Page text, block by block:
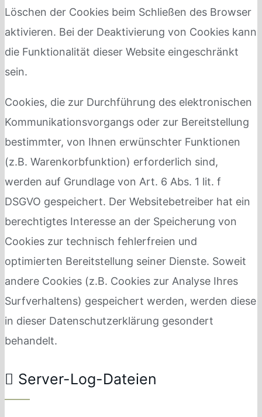
Löschen der Cookies beim Schließen des Browser
aktivieren. Bei der Deaktivierung von Cookies kann
die Funktionalität dieser Website eingeschränkt
sein.
Cookies, die zur Durchführung des elektronischen
Kommunikationsvorgangs oder zur Bereitstellung
bestimmter, von Ihnen erwünschter Funktionen
(z.B. Warenkorbfunktion) erforderlich sind,
werden auf Grundlage von Art. 6 Abs. 1 lit. f
DSGVO gespeichert. Der Websitebetreiber hat ein
berechtigtes Interesse an der Speicherung von
Cookies zur technisch fehlerfreien und
optimierten Bereitstellung seiner Dienste. Soweit
andere Cookies (z.B. Cookies zur Analyse Ihres
Surfverhaltens) gespeichert werden, werden diese
in dieser Datenschutzerklärung gesondert
behandelt.
Server-Log-Dateien